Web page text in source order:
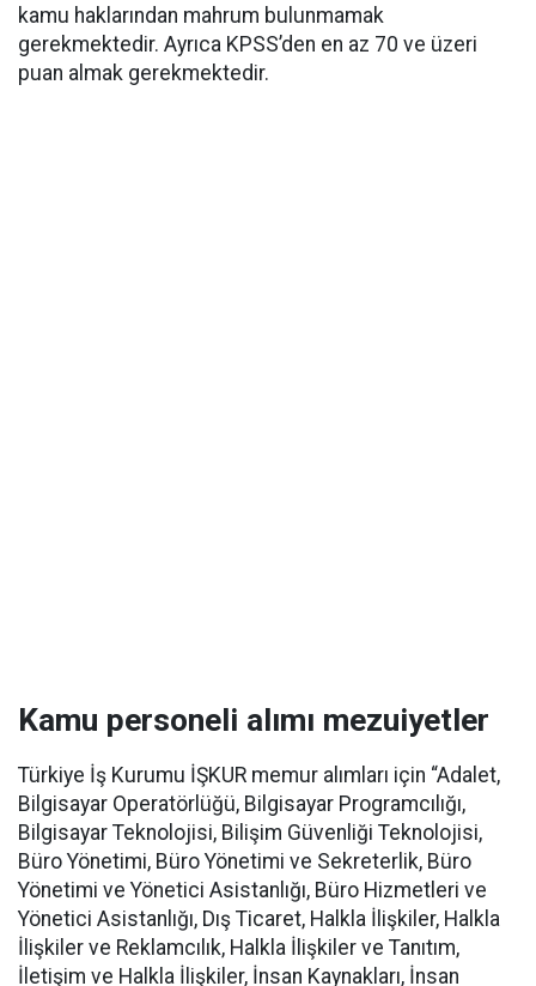
kamu haklarından mahrum bulunmamak
gerekmektedir. Ayrıca KPSS’den en az 70 ve üzeri
puan almak gerekmektedir.
Kamu personeli alımı mezuiyetler
Türkiye İş Kurumu İŞKUR memur alımları için “Adalet,
Bilgisayar Operatörlüğü, Bilgisayar Programcılığı,
Bilgisayar Teknolojisi, Bilişim Güvenliği Teknolojisi,
Büro Yönetimi, Büro Yönetimi ve Sekreterlik, Büro
Yönetimi ve Yönetici Asistanlığı, Büro Hizmetleri ve
Yönetici Asistanlığı, Dış Ticaret, Halkla İlişkiler, Halkla
İlişkiler ve Reklamcılık, Halkla İlişkiler ve Tanıtım,
İletişim ve Halkla İlişkiler, İnsan Kaynakları, İnsan